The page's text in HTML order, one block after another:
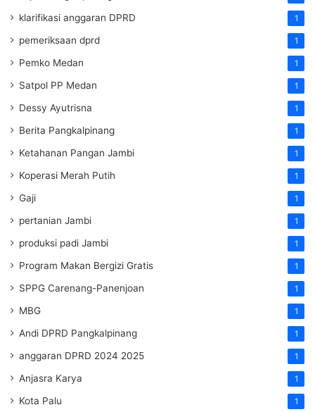
klarifikasi anggaran DPRD 1
pemeriksaan dprd 1
Pemko Medan 1
Satpol PP Medan 1
Dessy Ayutrisna 1
Berita Pangkalpinang 1
Ketahanan Pangan Jambi 1
Koperasi Merah Putih 1
Gaji 1
pertanian Jambi 1
produksi padi Jambi 1
Program Makan Bergizi Gratis 1
SPPG Carenang-Panenjoan 1
MBG 1
Andi DPRD Pangkalpinang 1
anggaran DPRD 2024 2025 1
Anjasra Karya 1
Kota Palu 1